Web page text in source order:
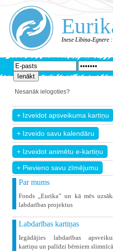
Inese Lībiņa-Egnere
Nesanāk ielogoties?
+ Pievieno savu zīmējumu
Par mums
Fonds „Eurika” un kā mēs
labdarības projektus
Labdarības kartiņas
Iegādājies labdarības
kartiņu un palīdzi bērniem